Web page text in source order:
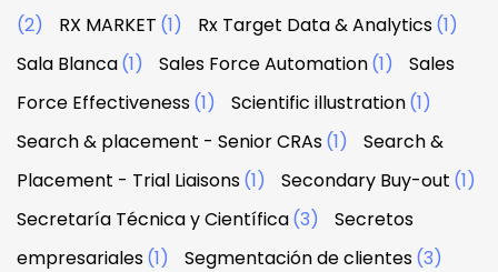
(2)
RX MARKET (1) Rx Target Data & Analytics(1)
Sala Blanca(1) Sales Force Automation(1)
Sales
Force Effectiveness(1) Scientific illustration(1)
Search & placement - Senior CRAs(1)
Search &
Placement - Trial Liaisons(1) Secondary Buy-out (1)
Secretaría Técnica y Científica(3)
Secretos
empresariales(1) Segmentación de clientes(3)